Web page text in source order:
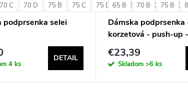
70 C 70 D 75 B 75 C 75 D 80 B 80 C 80 D
podprsenka selei
4 ks
DETAIL
65 B 70 B 75 B
Dámska podprsenka
korzetová - push-up
Double Extra Pizzo
€23,39
Skladom>6 ks